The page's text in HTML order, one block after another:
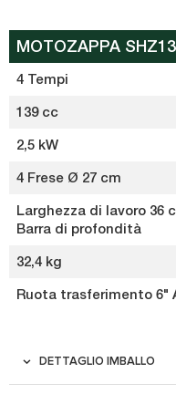
MOTOZAPPA
4 Tempi
139 cc
2,5 kW
4 Frese Ø 27 cm
Larghezza di lavoro 36
Barra di profondità
32,4 kg
Ruota trasferimento 6"
DETTAGLIO IMBALLO